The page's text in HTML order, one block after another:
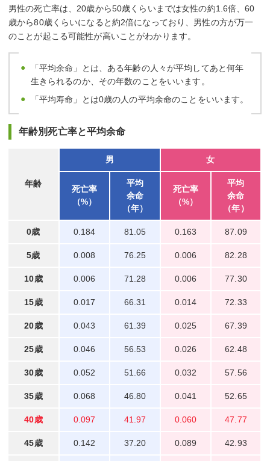
男性の死亡率は、20歳から50歳くらいまでは女性の約1.6倍、60
歳から80歳くらいになると約2倍になっており、男性の方が万一
のことが起こる可能性が高いことがわかります。
「平均余命」とは、ある年齢の人々が平均してあと何年
生きられるのか、その年数のことをいいます。
「平均寿命」とは0歳の人の平均余命のことをいいます。
年齢別死亡率と平均余命
年齢
男 女
死亡率
（%）
平均
余命
（年）
死亡率
（%）
平均
余命
（年）
0歳 0.184 81.05 0.163 87.09
5歳 0.008 76.25 0.006 82.28
10歳 0.006 71.28 0.006 77.30
15歳 0.017 66.31 0.014 72.33
20歳 0.043 61.39 0.025 67.39
25歳 0.046 56.53 0.026 62.48
30歳 0.052 51.66 0.032 57.56
35歳 0.068 46.80 0.041 52.65
40歳 0.097 41.97 0.060 47.77
45歳 0.142 37.20 0.089 42.93